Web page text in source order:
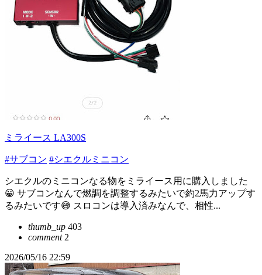
ミライース LA300S
#サブコン #シエクルミニコン
シエクルのミニコンなる物をミライース用に購入しました
😀 サブコンなんで燃調を調整するみたいで約2馬力アップす
るみたいです😅 スロコンは導入済みなんで、相性...
thumb_up 403
comment2
2026/05/16 22:59